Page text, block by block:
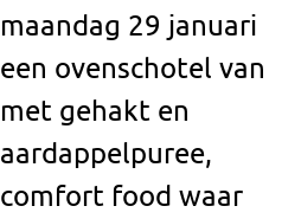
maandag 29 januari
een ovenschotel van
met gehakt en
aardappelpuree,
comfort food waar